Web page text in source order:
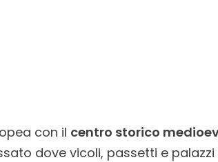
con il centro storico
dove vicoli, passetti e